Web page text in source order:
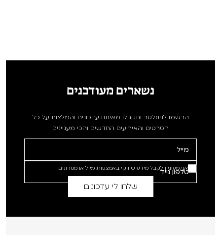
נשארים מעודכנים
הרשמו לניוזלטר ותקבלו מאיתנו עדכונים והמלצות על כל
הסרטים והאירועים החדשים והכי מעניינים
אני מעוניין לקבל מידע שיווקי באמצעות מייל או מסרונים